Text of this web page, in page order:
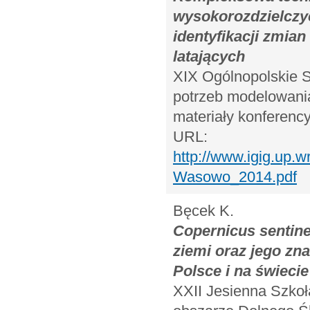
identyfikacji zmian
latających
XIX Ogólnopolskie
potrzeb
materiały
URL:
http://
Wasowo_2014.pdf
Bęcek K.
Copernicus
ziemi oraz jego
Polsce i na świecie
XXII Jesienna